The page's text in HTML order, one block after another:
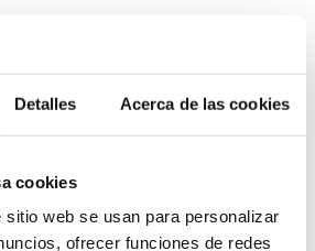
Detalles Acerca de las cookies
cookies
web se usan para personalizar
ofrecer funciones de redes
vida saludable, pero disfruta la
da un largo paseo por el
para adelgazar en navidad